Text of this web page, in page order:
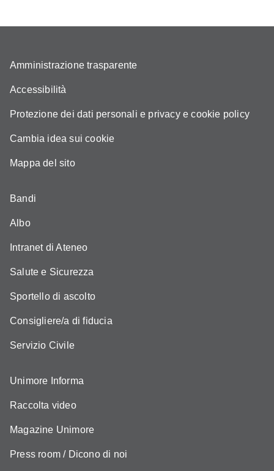
Amministrazione trasparente
Accessibilità
Protezione dei dati personali e privacy e cookie policy
Cambia idea sui cookie
Mappa del sito
Bandi
Albo
Intranet di Ateneo
Salute e Sicurezza
Sportello di ascolto
Consigliere/a di fiducia
Servizio Civile
Unimore Informa
Raccolta video
Magazine Unimore
Press room / Dicono di noi